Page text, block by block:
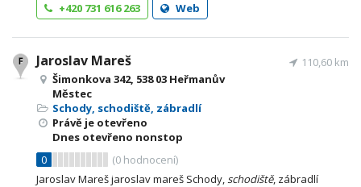
+420 731 616 263 Web
Jaroslav Mareš
Šimonkova 342, 538 03 Heřmanův
Městec
Schody, schodiště, zábradlí
Právě je otevřeno
Dnes otevřeno nonstop
0
(0 hodnocení)
110,60 km
Jaroslav Mareš jaroslav mareš Schody,schodiště, zábradlí